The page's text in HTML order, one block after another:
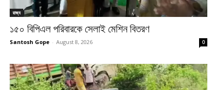
রাজ্য
১৫০ বিপিএল পরিবারকে সেলাই মেশিন বিতরণ
Santosh Gope - August 8, 2026 0